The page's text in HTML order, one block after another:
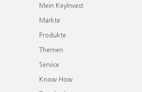
Mein KeyInvest
Märkte
Produkte
Themen
Service
Know How